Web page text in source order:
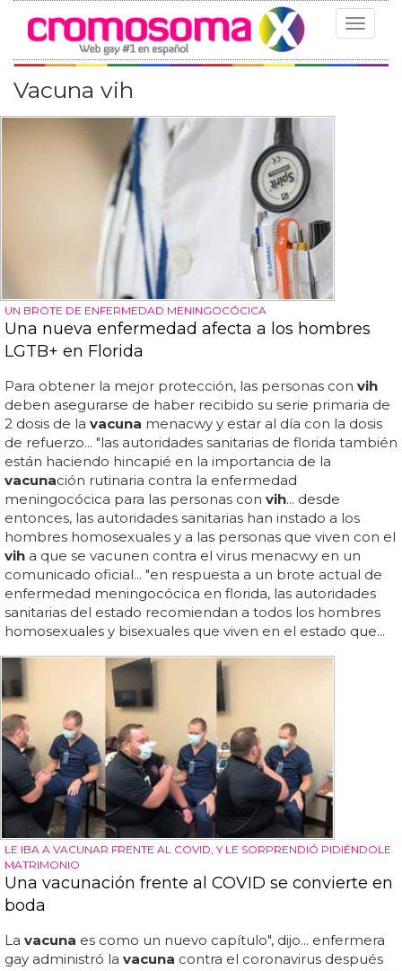
Toggle
Vacuna vih
UN BROTE DE ENFERMEDAD MENINGOCÓCICA
Una nueva enfermedad afecta a los hombres
LGTB+ en Florida
Para obtener la mejor protección, las personas con vih
deben asegurarse de haber recibido su serie primaria de
2 dosis de la vacuna menacwy y estar al día con la dosis
de refuerzo... "las autoridades sanitarias de florida también
están haciendo hincapié en la importancia de la
vacunación rutinaria contra la enfermedad
meningocócica para las personas con vih... desde
entonces, las autoridades sanitarias han instado a los
hombres homosexuales y a las personas que viven con el
vih a que se vacunen contra el virus menacwy en un
comunicado oficial... "en respuesta a un brote actual de
enfermedad meningocócica en florida, las autoridades
sanitarias del estado recomiendan a todos los hombres
homosexuales y bisexuales que viven en el estado que...
LE IBA A VACUNAR FRENTE AL COVID, Y LE SORPRENDIÓ PIDIÉNDOLE
MATRIMONIO
Una vacunación frente al COVID se convierte en
boda
La vacuna es como un nuevo capítulo", dijo... enfermera
gay administró la vacuna contra el coronavirus después